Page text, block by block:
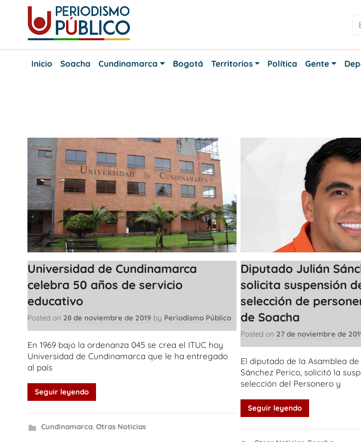
content
Periodismo
Noticias
Inicio
Soacha Cundinamarca Bogotá Territorios Política Gente
Universidad de Cundinamarca
celebra 50 años de servicio
educativo
Posted on 28 de noviembre de 2019 by Periodismo Público
En 1969 bajo la ordenanza 045 se crea el ITUC hoy
Universidad de Cundinamarca que le ha entregado
al país
Seguir leyendo
Cundinamarca, Otras Noticias
Diputado Julián
solicita suspensión
selección de
de Soacha
Posted on 27 de noviembre de
El diputado de la Asamblea
Sánchez Perico, solicitó la
selección del Personero y
Seguir leyendo